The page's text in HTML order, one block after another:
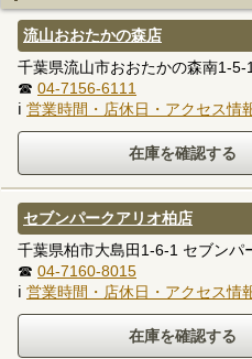
流山おおたかの森店
千葉県流山市おおたかの森南1-
☎ 04-7156-6111
ℹ 営業時間・店休日・アクセス情
セブンパークアリオ柏店
千葉県柏市大島田1-6-1 セブンパ
☎ 04-7160-8015
ℹ 営業時間・店休日・アクセス情